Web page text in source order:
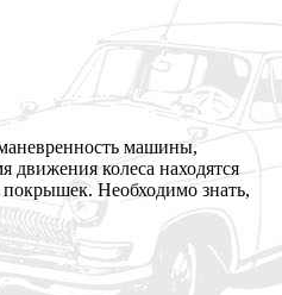
машины,
движения колеса находятся
Необходимо знать,